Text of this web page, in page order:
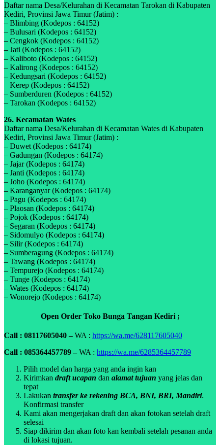
Daftar nama Desa/Kelurahan di Kecamatan Tarokan di Kabupaten
Kediri, Provinsi Jawa Timur (Jatim) :
– Blimbing (Kodepos : 64152)
– Bulusari (Kodepos : 64152)
– Cengkok (Kodepos : 64152)
– Jati (Kodepos : 64152)
– Kaliboto (Kodepos : 64152)
– Kalirong (Kodepos : 64152)
– Kedungsari (Kodepos : 64152)
– Kerep (Kodepos : 64152)
– Sumberduren (Kodepos : 64152)
– Tarokan (Kodepos : 64152)
26. Kecamatan Wates
Daftar nama Desa/Kelurahan di Kecamatan Wates di Kabupaten
Kediri, Provinsi Jawa Timur (Jatim) :
– Duwet (Kodepos : 64174)
– Gadungan (Kodepos : 64174)
– Jajar (Kodepos : 64174)
– Janti (Kodepos : 64174)
– Joho (Kodepos : 64174)
– Karanganyar (Kodepos : 64174)
– Pagu (Kodepos : 64174)
– Plaosan (Kodepos : 64174)
– Pojok (Kodepos : 64174)
– Segaran (Kodepos : 64174)
– Sidomulyo (Kodepos : 64174)
– Silir (Kodepos : 64174)
– Sumberagung (Kodepos : 64174)
– Tawang (Kodepos : 64174)
– Tempurejo (Kodepos : 64174)
– Tunge (Kodepos : 64174)
– Wates (Kodepos : 64174)
– Wonorejo (Kodepos : 64174)
Open Order Toko Bunga Tangan Kediri ;
Call : 08117605040 –WA : https://wa.me/628117605040
Call : 085364457789 –WA : https://wa.me/6285364457789
Pilih model dan harga yang anda ingin kan
Kirimkan draft ucapan dan alamat tujuan yang jelas dan
tepat
Lakukan transfer ke rekening BCA, BNI, BRI, Mandiri.
Konfirmasi transfer
Kami akan mengerjakan draft dan akan fotokan setelah draft
selesai
Siap dikirim dan akan foto kan kembali setelah pesanan anda
di lokasi tujuan.